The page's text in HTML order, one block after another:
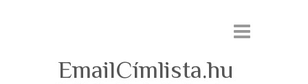
EmailCímlista.hu